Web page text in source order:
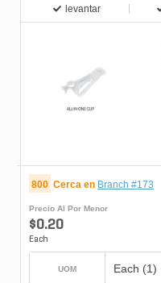
levantar
800 Cerca en Branch #173
Precio Al Por Menor
$0.20
Each
UOM Each (1)